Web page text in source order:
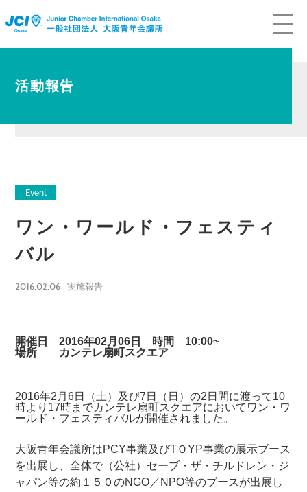
活動報告
Event
ワン・ワールド・フェスティ
バル
2016.02.06 実施報告
開催日 2016年02月06日 時間 10:00~
場所 カンテレ扇町スクエア
2016年2月6日（土）及び7日（日）の2日間に渡って10
時より17時までカンテレ扇町スクエアにおいてワン・ワ
ールド・フェスティバルが開催されました。
大阪青年会議所はPCY事業及びTＯYP事業の展示ブース
を出展し、全体で（公社）セーブ・ザ・チルドレン・ジ
ャパン等の約１５０のNGO／NPO等のブースが出展し